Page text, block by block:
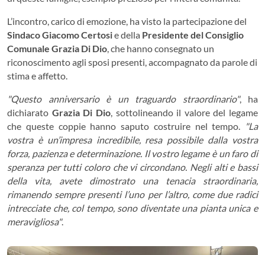
L’incontro, carico di emozione, ha visto la partecipazione del
Sindaco Giacomo Certosie della Presidente del Consiglio
Comunale Grazia Di Dio, che hanno consegnato un
riconoscimento agli sposi presenti, accompagnato da parole di
stima e affetto.
"Questo anniversario è un traguardo straordinario", ha
dichiarato Grazia Di Dio, sottolineando il valore del legame
che queste coppie hanno saputo costruire nel tempo. "La
vostra è un’impresa incredibile, resa possibile dalla vostra
forza, pazienza e determinazione. Il vostro legame è un faro di
speranza per tutti coloro che vi circondano. Negli alti e bassi
della vita, avete dimostrato una tenacia straordinaria,
rimanendo sempre presenti l’uno per l’altro, come due radici
intrecciate che, col tempo, sono diventate una pianta unica e
meravigliosa".